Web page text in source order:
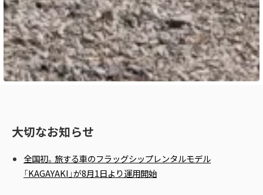
大切なお知らせ
全国初。旅する車のフラッグシップレンタルモデル
「KAGAYAKI」が8月1日より運用開始